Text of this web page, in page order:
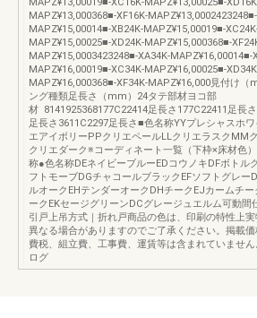
MAPZ¥13,000368■-XF16K-
MAPZ¥15,00014■-XB24K-MAPZ¥15,00019■-
MAPZ¥15,00025■-XD24K-MAPZ¥15,000368■-
MAPZ¥15,0003423248■-XA34K-MAPZ¥16,00014■-
MAPZ¥16,00019■-XC34K-MAPZ¥16,00025■-
MAPZ¥16,000368■-XF34K-MAPZ¥16,000見付け（
ング種類足長さ（mm）24タテ部材ヨコ部
材 8141925368177C22414足長さ177C22411足長
足長さ3611C2297足長さ■色名称YYプレシャスホワ
エアイボリーPPクリエペールLLクリエラスクMM
クリエダーク※コーディネート一覧（下枠×床材色
称●色名称DEネイビーブルーEDコウノキDFボトル
フトモーブDGチャコールブラックEFソフトグレー
ルオークEHテンダーオークDHチークEJカームチー
ークEKセージグリーンDCグレージュエルム可動
引戸上吊方式｜折れ戸商品の色は、印刷の特性上
異なる場合がありますのでご了承ください。掲載
費税、組立費、工事費、運賃等は含まれていません
ログ